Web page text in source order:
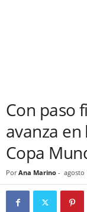
Con paso
avanza
Copa
Por Ana Marino - agosto